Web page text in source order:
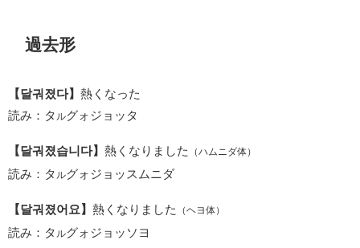
過去形
【달궈졌다】 熱くなった
読み：タ ルグォジョッタ
【달궈졌습니다】 熱くなりました （ハムニダ体）
読み：タ ルグォジョッスムニダ
【달궈졌어요】 熱くなりました （ヘヨ体）
読み：タ ルグォジョッソヨ